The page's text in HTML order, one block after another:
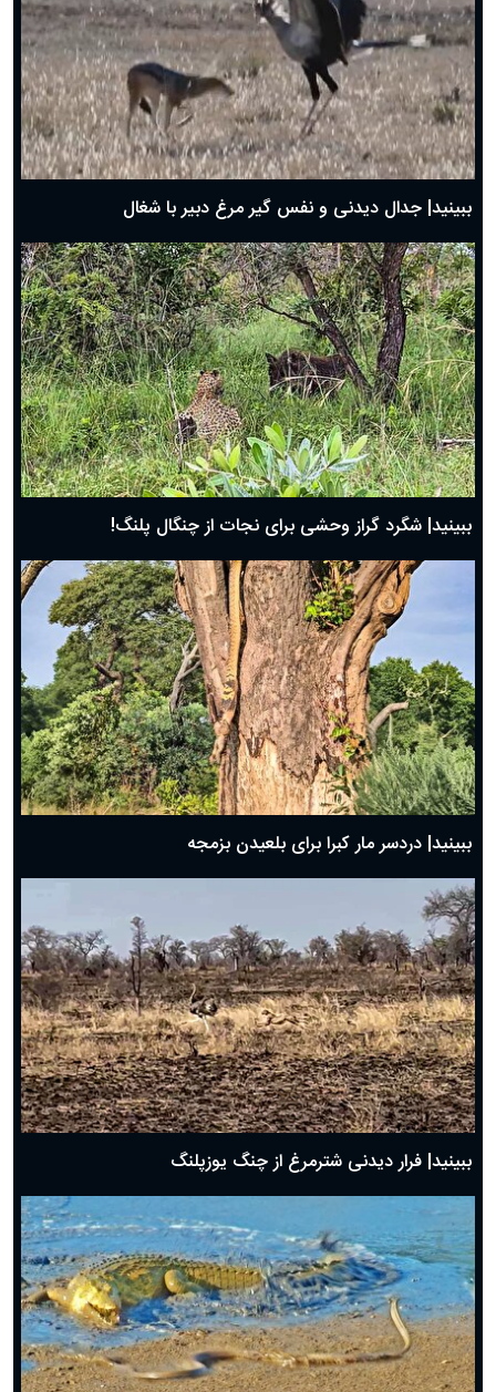
دعای روز چهارم ماه مبارک رمضان؛ ۳ اسفند ۱۴۰۴
دعای روز سوم ماه مبارک رمضان؛ ۱۴ اسفند ۱۴۰۴
دعای روز دوم ماه مبارک رمضان ۱ اسفند ماه ۱۴۰۴
دعای روز اول ماه مبارک رمضان، ۳۰ بهمن ۱۴۰۴
حضرت زینب(س) چگونه از دنیا رفت؟
بهترین پیامک تبریک روز پدر ۱۴۰۴؛ جملات زیبا و صمیمانه
ببینید| جدال دیدنی و نفس گیر مرغ دبیر با شغال
ببینید| شگرد گراز وحشی برای نجات از چنگال پلنگ!
ببینید| دردسر مار کبرا برای بلعیدن بزمجه
ببینید| فرار دیدنی شترمرغ از چنگ یوزپلنگ